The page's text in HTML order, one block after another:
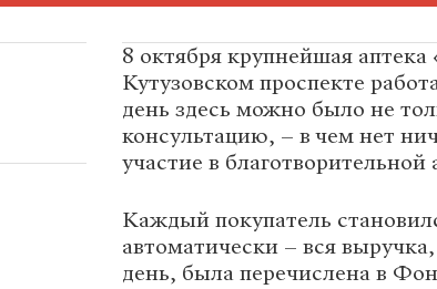
8 октября крупнейшая
Кутузовском проспекте
день здесь можно было не
консультацию, – в чем нет
участие в благотворительной
Каждый покупатель
автоматически – вся
день, была перечислена в